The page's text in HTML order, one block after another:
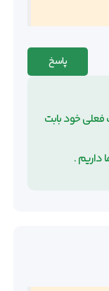
پاسخ
فعلی خود بابت
داریم .